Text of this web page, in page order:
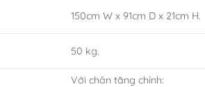
150cm W x 91cm D x 21cm H.
50 kg.
Với chân tăng chỉnh: